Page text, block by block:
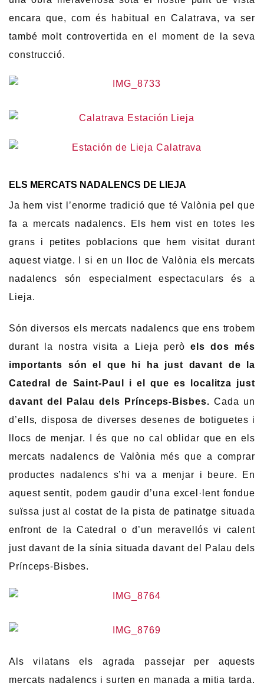
encara que, com és habitual en Calatrava, va ser
també molt controvertida en el moment de la seva
construcció.
ELS MERCATS NADALENCS DE LIEJA
Ja hem vist l’enorme tradició que té Valònia pel que
fa a mercats nadalencs. Els hem vist en totes les
grans i petites poblacions que hem visitat durant
aquest viatge. I si en un lloc de Valònia els mercats
nadalencs són especialment espectaculars és a
Lieja.
Són diversos els mercats nadalencs que ens trobem
durant la nostra visita a Lieja peròels dos més
importants són el que hi ha just davant de la
Catedral de Saint-Paul i el que es localitza just
davant del Palau dels Prínceps-Bisbes.Cada un
d’ells, disposa de diverses desenes de botiguetes i
llocs de menjar. I és que no cal oblidar que en els
mercats nadalencs de Valònia més que a comprar
productes nadalencs s’hi va a menjar i beure. En
aquest sentit, podem gaudir d’una excel·lent fondue
suïssa just al costat de la pista de patinatge situada
enfront de la Catedral o d’un meravellós vi calent
just davant de la sínia situada davant del Palau dels
Prínceps-Bisbes.
Als vilatans els agrada passejar per aquests
mercats nadalencs i surten en manada a mitja tarda,